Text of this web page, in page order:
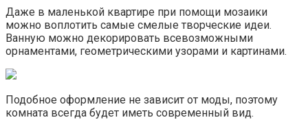
Даже в маленькой квартире при помощи мозаики
можно воплотить самые смелые творческие идеи.
Ванную можно декорировать всевозможными
орнаментами, геометрическими узорами и картинами.
Подобное оформление не зависит от моды, поэтому
комната всегда будет иметь современный вид.